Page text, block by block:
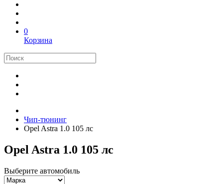
0
Корзина
Чип-тюнинг
Opel Astra 1.0 105 лс
Opel Astra 1.0 105 лс
Выберите автомобиль